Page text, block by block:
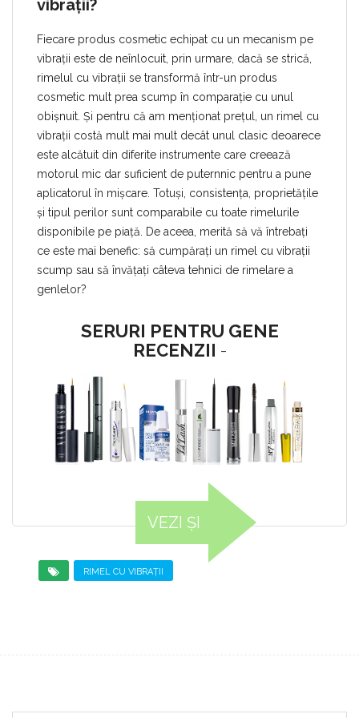
vibrații?
Fiecare produs cosmetic echipat cu un mecanism pe
vibrații este de neînlocuit, prin urmare, dacă se strică,
rimelul cu vibrații se transformă într-un produs
cosmetic mult prea scump în comparație cu unul
obișnuit. Și pentru că am menționat prețul, un rimel cu
vibrații costă mult mai mult decât unul clasic deoarece
este alcătuit din diferite instrumente care creează
motorul mic dar suficient de puternnic pentru a pune
aplicatorul în mișcare. Totuși, consistența, proprietățile
și tipul perilor sunt comparabile cu toate rimelurile
disponibile pe piață. De aceea, merită să vă întrebați
ce este mai benefic: să cumpărați un rimel cu vibrații
scump sau să învățați câteva tehnici de rimelare a
genlelor?
SERURI PENTRU GENE
RECENZII -
VEZI ȘI
RIMEL CU VIBRAȚII